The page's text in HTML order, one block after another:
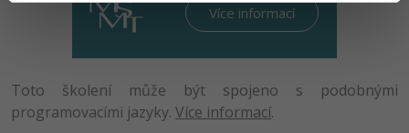
Více informací
Toto školení může být spojeno s podobnými
programovacími jazyky. Více informací.